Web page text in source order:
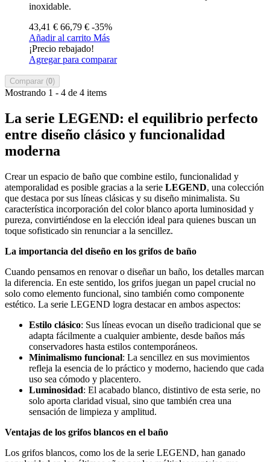
inoxidable.
43,41 € 66,79 € -35%
Añadir al carrito Más
¡Precio rebajado!
Agregar para comparar
Comparar (0)
Mostrando 1 - 4 de 4 items
La serie LEGEND: el equilibrio perfecto
entre diseño clásico y funcionalidad
moderna
Crear un espacio de baño que combine estilo, funcionalidad y
atemporalidad es posible gracias a la serie LEGEND, una colección
que destaca por sus líneas clásicas y su diseño minimalista. Su
característica incorporación del color blanco aporta luminosidad y
pureza, convirtiéndose en la elección ideal para quienes buscan un
toque sofisticado sin renunciar a la sencillez.
La importancia del diseño en los grifos de baño
Cuando pensamos en renovar o diseñar un baño, los detalles marcan
la diferencia. En este sentido, los grifos juegan un papel crucial no
solo como elemento funcional, sino también como componente
estético. La serie LEGEND logra destacar en ambos aspectos:
Estilo clásico: Sus líneas evocan un diseño tradicional que se
adapta fácilmente a cualquier ambiente, desde baños más
conservadores hasta estilos contemporáneos.
Minimalismo funcional: La sencillez en sus movimientos
refleja la esencia de lo práctico y moderno, haciendo que cada
uso sea cómodo y placentero.
Luminosidad: El acabado blanco, distintivo de esta serie, no
solo aporta claridad visual, sino que también crea una
sensación de limpieza y amplitud.
Ventajas de los grifos blancos en el baño
Los grifos blancos, como los de la serie LEGEND, han ganado